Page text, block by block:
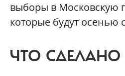
выборы в Московскую
которые будут осенью
ЧТО СДЕЛАНО